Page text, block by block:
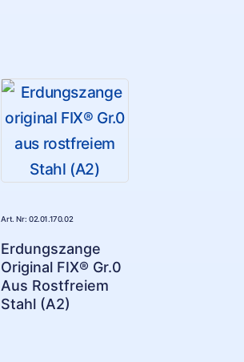
Erdungszange
Original FIX® Gr.0
Aus Rostfreiem
Stahl (A2)
Art. Nr: 02.01.170.02